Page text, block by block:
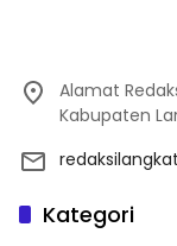
Alamat
Kabupaten
Kategori